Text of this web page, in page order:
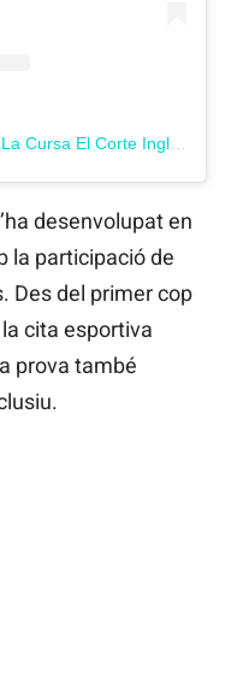
desenvolupat en
la participació de
Des del primer cop
cita esportiva
prova també